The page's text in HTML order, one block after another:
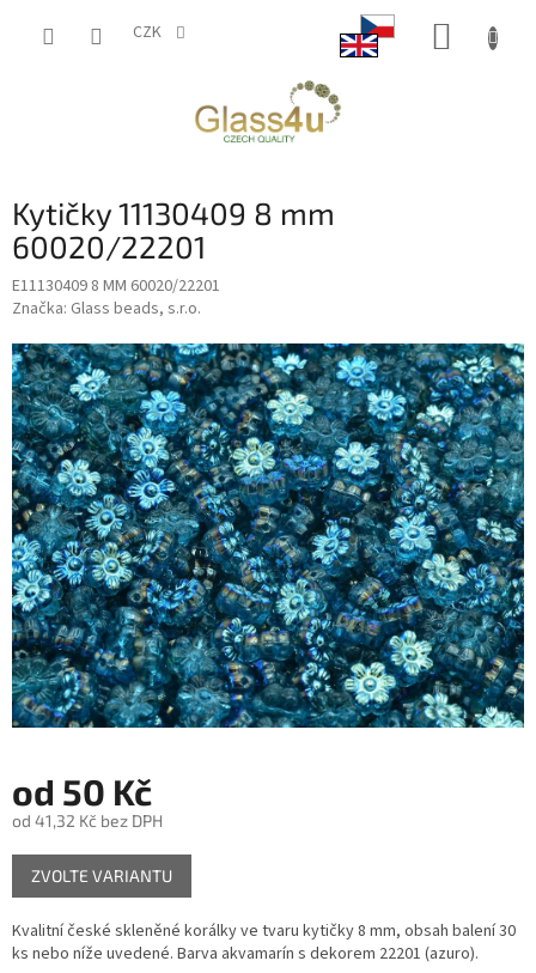
CZK
Kytičky 11130409 8 mm
60020/22201
E11130409 8 MM 60020/22201
Značka: Glass beads, s.r.o.
od 50 Kč
od 41,32 Kč bez DPH
Měrná
cena:
ZVOLTE VARIANTU
Kvalitní české skleněné korálky ve tvaru kytičky 8 mm, obsah balení 30
ks nebo níže uvedené. Barva akvamarín s dekorem 22201 (azuro).